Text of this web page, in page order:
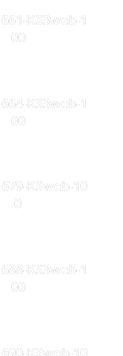
KS3web-1
00
KS3web-1
00
KSweb-10
0
KS3web-1
00